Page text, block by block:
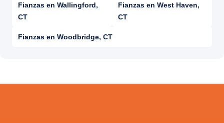
Fianzas en Wallingford,
CT
Fianzas en West Haven,
CT
Fianzas en Woodbridge, CT